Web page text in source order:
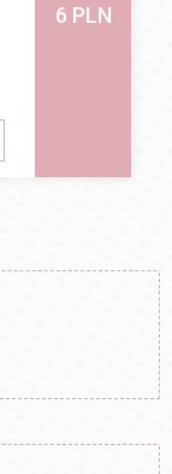
6 PLN